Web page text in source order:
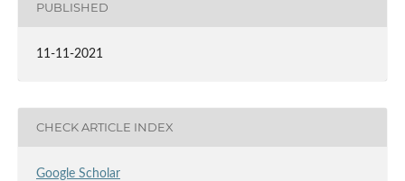
PUBLISHED
11-11-2021
CHECK ARTICLE INDEX
Google Scholar